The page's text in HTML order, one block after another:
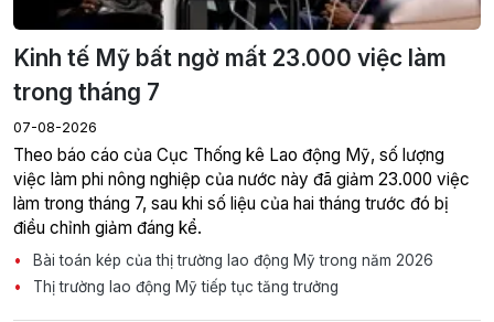
Kinh tế Mỹ bất ngờ mất 23.000 việc làm
trong tháng 7
07-08-2026
Theo báo cáo của Cục Thống kê Lao động Mỹ, số lượng
việc làm phi nông nghiệp của nước này đã giảm 23.000 việc
làm trong tháng 7, sau khi số liệu của hai tháng trước đó bị
điều chỉnh giảm đáng kể.
Bài toán kép của thị trường lao động Mỹ trong năm 2026
Thị trường lao động Mỹ tiếp tục tăng trưởng